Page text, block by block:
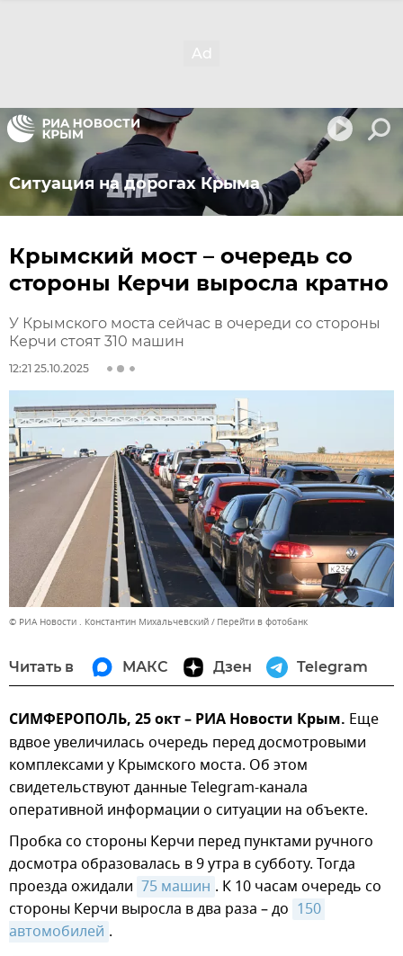
Ситуация на дорогах Крыма
Крымский мост – очередь со
стороны Керчи выросла кратно
У Крымского моста сейчас в очереди со стороны
Керчи стоят 310 машин
12:21 25.10.2025
© РИА Новости . Константин Михальчевский Перейти в фотобанк
Читать в МАКС Дзен Telegram
СИМФЕРОПОЛЬ, 25 окт – РИА Новости Крым. Еще
вдвое увеличилась очередь перед досмотровыми
комплексами у Крымского моста. Об этом
свидетельствуют данные Telegram-канала
оперативной информации о ситуации на объекте.
Пробка со стороны Керчи перед пунктами ручного
досмотра образовалась в 9 утра в субботу. Тогда
проезда ожидали 75 машин . К 10 часам очередь со
стороны Керчи выросла в два раза – до 150
автомобилей .